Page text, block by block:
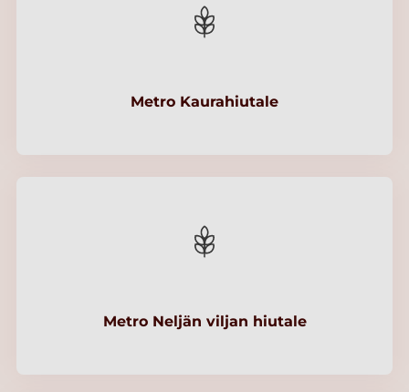
Metro Kaurahiutale
Metro Neljän viljan hiutale